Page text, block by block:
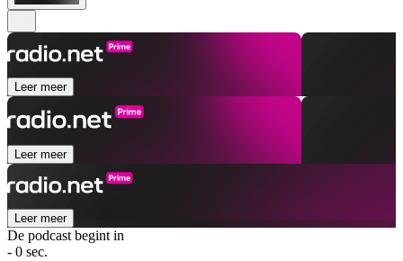
Leer meer
Leer meer
Leer meer
De podcast begint in
- 0 sec.